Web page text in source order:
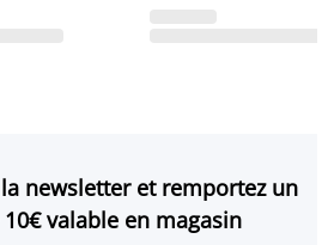
newsletter et remportez un
valable en magasin